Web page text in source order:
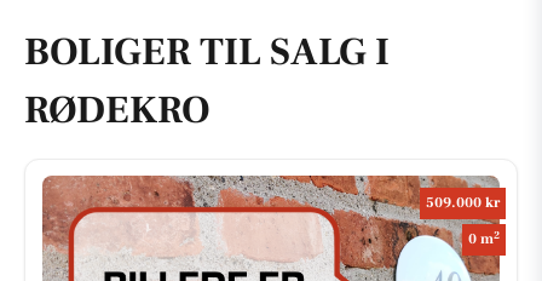
BOLIGER TIL SALG I
RØDEKRO
509.000 kr
0 m2